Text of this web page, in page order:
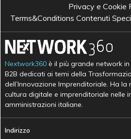
Privacy e Cookie
Terms&Conditions Contenuti
Nextwork360 è il più grande network
B2B dedicati ai temi della
dell’Innovazione Imprenditoriale. Ha
cultura digitale e imprenditoriale nelle
amministrazioni italiane.
Indirizzo